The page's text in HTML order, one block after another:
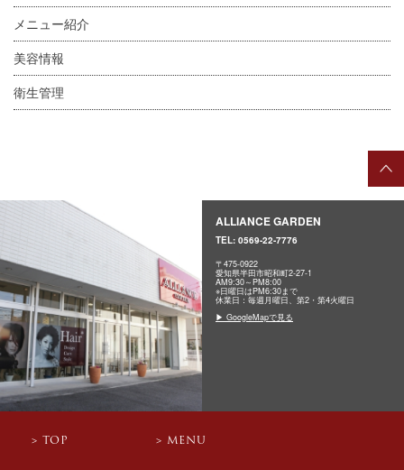
メニュー紹介
美容情報
衛生管理
ALLIANCE GARDEN
TEL: 0569-22-7776
〒475-0922
愛知県半田市昭和町2-27-1
AM9:30～PM8:00
※日曜日はPM6:30まで
休業日：毎週月曜日、第2・第4火曜日
▶ GoogleMapで見る
TOP MENU